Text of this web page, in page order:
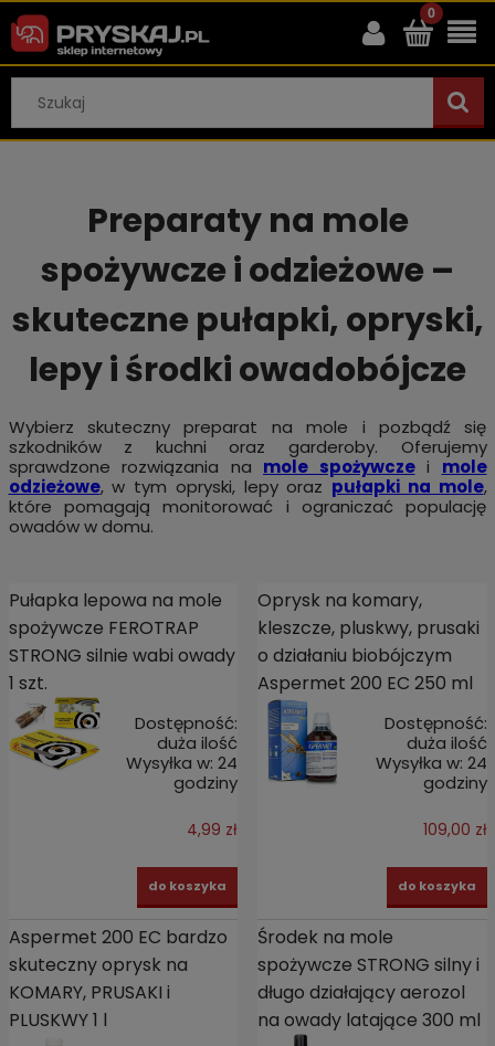
Preparaty na mole
spożywcze i odzieżowe –
skuteczne pułapki, opryski,
lepy i środki owadobójcze
Wybierz skuteczny preparat na mole i pozbądź się
szkodników z kuchni oraz garderoby. Oferujemy
sprawdzone rozwiązania na mole spożywczei mole
odzieżowe, w tym opryski, lepy oraz pułapki na mole,
które pomagają monitorować i ograniczać populację
owadów w domu.
Pułapka lepowa na mole
spożywcze FEROTRAP
STRONG silnie wabi owady
1 szt.
Dostępność:
duża ilość
Wysyłka w: 24
godziny
4,99 zł
do koszyka
Oprysk na komary,
kleszcze, pluskwy, prusaki
o działaniu biobójczym
Aspermet 200 EC 250 ml
Dostępność:
duża ilość
Wysyłka w: 24
godziny
109,00 zł
do koszyka
Aspermet 200 EC bardzo
skuteczny oprysk na
KOMARY, PRUSAKI i
PLUSKWY 1 l
Środek na mole
spożywcze STRONG silny i
długo działający aerozol
na owady latające 300 ml